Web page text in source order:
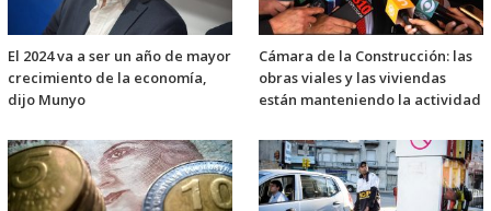
El 2024 va a ser un año de mayor
crecimiento de la economía,
dijo Munyo
Cámara de la Construcción: las
obras viales y las viviendas
están manteniendo la actividad